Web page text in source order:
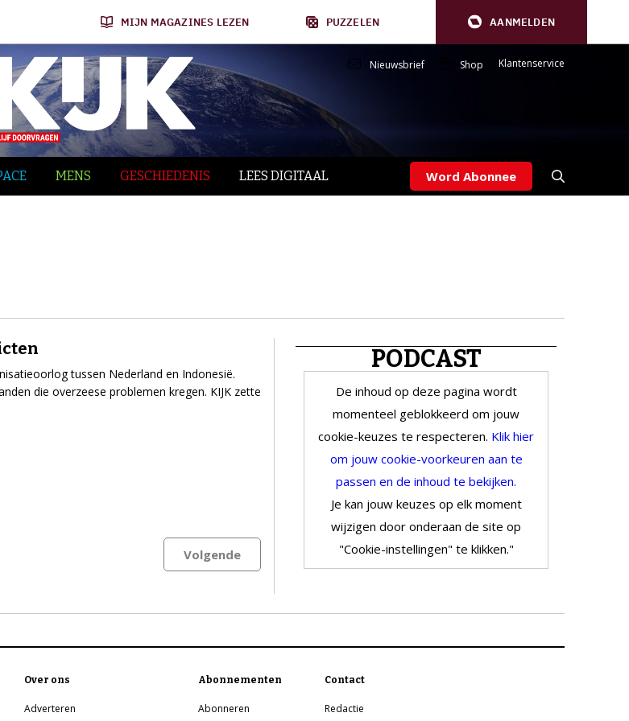
MIJN MAGAZINES LEZEN PUZZELEN AANMELDEN
Nieuwsbrief Shop Klantenservice
MENS GESCHIEDENIS LEES DIGITAAL Word Abonnee
tussen Nederland en Indonesië.
die overzeese problemen kregen. KIJK zette
Volgende
PODCAST
De inhoud op deze pagina wordt
momenteel geblokkeerd om jouw
cookie-keuzes te respecteren. Klik hier
om jouw cookie-voorkeuren aan te
passen en de inhoud te bekijken.
Je kan jouw keuzes op elk moment
wijzigen door onderaan de site op
"Cookie-instellingen" te klikken."
Over ons
Adverteren
Abonnementen
Abonneren
Contact
Redactie